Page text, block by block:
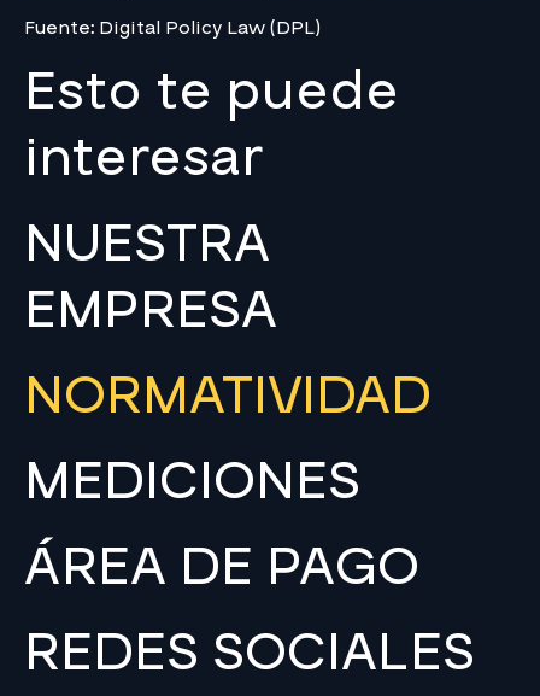
Fuente: Digital Policy Law (DPL)
Esto te puede
interesar
NUESTRA
EMPRESA
NORMATIVIDAD
MEDICIONES
ÁREA DE PAGO
REDES SOCIALES